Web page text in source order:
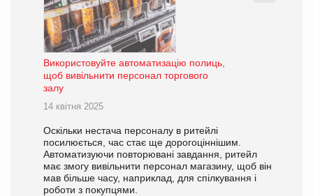
Використовуйте автоматизацію полиць,
щоб вивільнити персонал торгового
залу
14 квітня 2025
Оскільки нестача персоналу в ритейлі
посилюється, час стає ще дорогоціннішим.
Автоматизуючи повторювані завдання, ритейл
має змогу вивільнити персонал магазину, щоб він
мав більше часу, наприклад, для спілкування і
роботи з покупцями.